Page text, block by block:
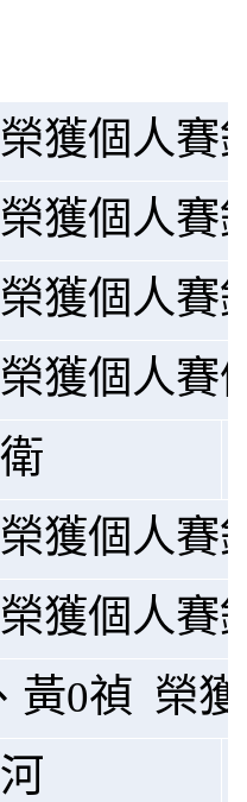
獲個人賽
獲個人賽
獲個人賽
獲個人賽
獲個人賽
獲個人賽
黃0禎 榮